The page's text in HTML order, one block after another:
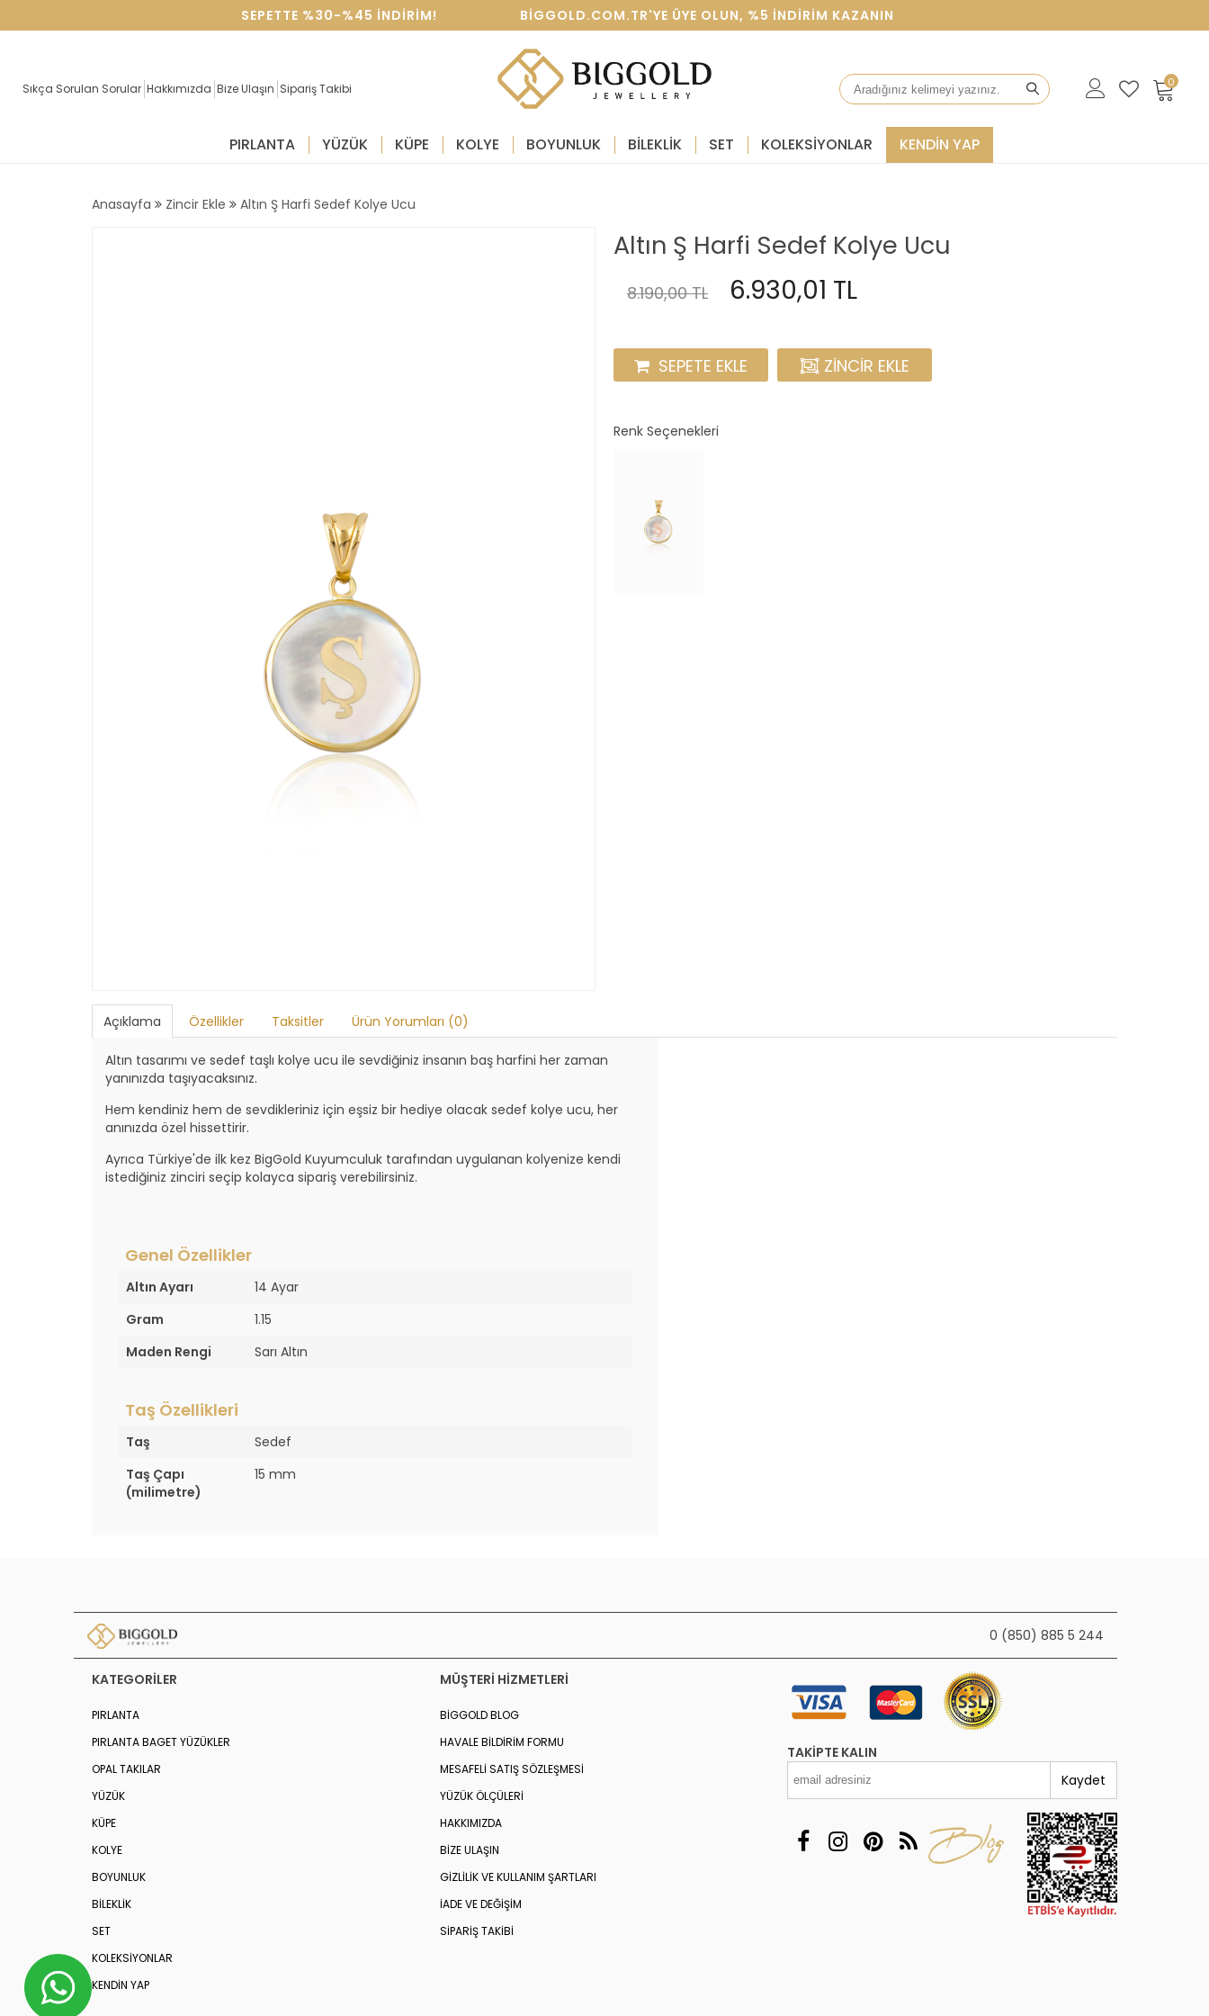
SEVGILILER GÜNÜNE ÖZEL SEPETTE %30-%45 INDIRIM! BIGGOLD.COM.TR'YE ÜYE OLUN, %5 INDIRIM KAZANIN
Sıkça Sorulan Sorular Hakkımızda Bize Ulaşın Sipariş Takibi 0
PIRLANTA YÜZÜK KÜPE KOLYE BOYUNLUK BİLEKLİK SET KOLEKSIYONLAR KENDİN YAP
Anasayfa Zincir Ekle Altın Ş Harfi Sedef Kolye Ucu
Altın Ş Harfi Sedef Kolye Ucu
8.190,00 TL 6.930,01 TL
SEPETE EKLE ZINCIR EKLE
Renk Seçenekleri
Açıklama Özellikler Taksitler Ürün Yorumları (0)
Altın tasarımı ve sedef taşlı kolye ucu ile sevdiğiniz insanın baş harfini her zaman
yanınızda taşıyacaksınız.
Hem kendiniz hem de sevdikleriniz için eşsiz bir hediye olacak sedef kolye ucu, her
anınızda özel hissettirir.
Ayrıca Türkiye'de ilk kez BigGold Kuyumculuk tarafından uygulanan kolyenize kendi
istediğiniz zinciri seçip kolayca sipariş verebilirsiniz.
Genel Özellikler
Altın Ayarı
14 Ayar
Gram
1.15
Maden Rengi
Sarı Altın
Taş Özellikleri
Taş
Sedef
Taş Çapı
(milimetre)
15 mm
0 (850) 885 5 244
KATEGORILER
PIRLANTA
PIRLANTA BAGET YÜZÜKLER
OPAL TAKILAR
YÜZÜK
KÜPE
KOLYE
BOYUNLUK
BİLEKLİK
SET
KOLEKSIYONLAR
KENDİN YAP
MÜŞTERI HIZMETLERI
BIGGOLD BLOG
HAVALE BILDIRIM FORMU
MESAFELI SATIŞ SÖZLEŞMESI
YÜZÜK ÖLÇÜLERI
HAKKIMIZDA
BIZE ULAŞIN
GIZLILIK VE KULLANIM ŞARTLARI
İADE VE DEĞIŞIM
SIPARIŞ TAKIBI
TAKIPTE KALIN
Kaydet